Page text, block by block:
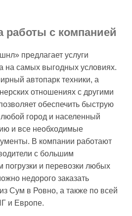
работы с компанией
предлагает услуги
на самых выгодных условиях.
автопарк техники, а
отношениях с другими
обеспечить быструю
город и населенный
и все необходимые
В компании работают
с большим
погрузки и перевозки любых
недорого заказать
Сум в Ровно, а также по всей
и Европе.